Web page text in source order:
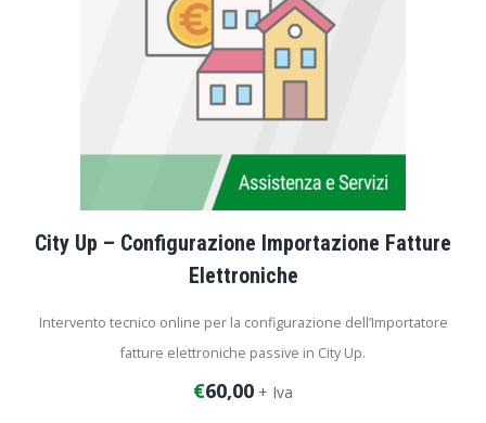
City Up – Configurazione Importazione Fatture
Elettroniche
Intervento tecnico online per la configurazione dell’Importatore
fatture elettroniche passive in City Up.
Durata dell’intervento: 1 ora
€60,00 + Iva